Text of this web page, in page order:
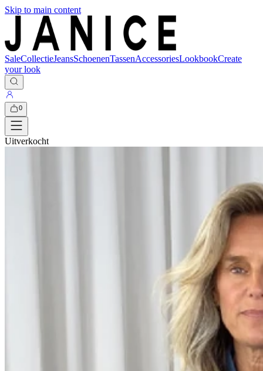
Skip to main content
SaleCollectieJeansSchoenenTassenAccessoriesLookbookCreate
your look
0
Uitverkocht